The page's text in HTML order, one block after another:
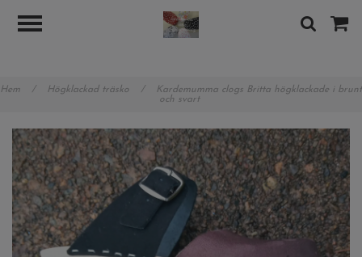
Hem / Högklackad träsko /
Kardemumma clogs Britta högklackade i brunt
och svart